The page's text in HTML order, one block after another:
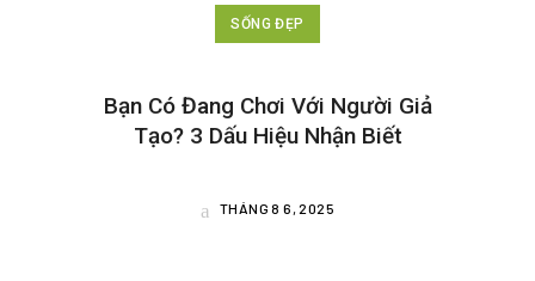
SỐNG ĐẸP
Bạn Có Đang Chơi Với Người Giả
Tạo? 3 Dấu Hiệu Nhận Biết
THÁNG 8 6, 2025